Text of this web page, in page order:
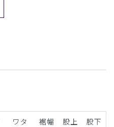
ワタ
裾幅 股上 股下